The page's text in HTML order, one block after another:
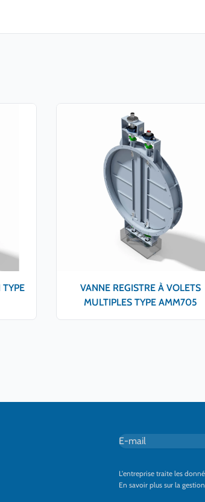
VANNE REGISTRE À VOLETS
MULTIPLES TYPE AMM705
E-mail*
L'entreprise traite les
En savoir plus sur la